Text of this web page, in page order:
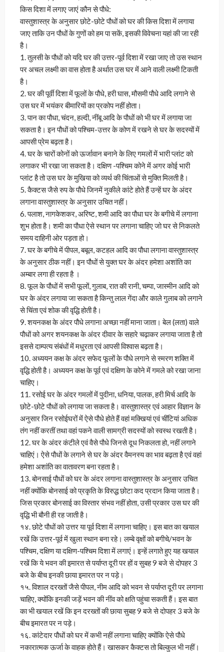
किस दिशा में लगाए जाएं कौन से पौधे:
वास्तुशास्त्र के अनुसार छोटे-छोटे पौधों को घर की किस दिशा में लगाया
जाए ताकि उन पौधों के गुणों को हम पा सकें, इसकी विवेचना यहां की जा रही
है।
1. तुलसी के पौधों को यदि घर की उत्तर-पूर्व दिशा में रखा जाए तो उस स्थान
पर अचल लक्ष्मी का वास होता है अर्थात उस घर में आने वाली लक्ष्मी टिकती
है।
2. घर की पूर्वी दिशा में फूलों के पौधे, हरी घास, मौसमी पौधे आदि लगाने से
उस घर में भयंकर बीमारियों का प्रकोप नहीं होता।
3. पान का पौधा, चंदन, हल्दी, नींबू आदि के पौधों को भी घर में लगाया जा
सकता है। इन पौधों को पश्चिम-उत्तर के कोण में रखने से घर के सदस्यों में
आपसी प्रेम बढ़ता है।
4. घर के चारों कोनों को ऊर्जावान बनाने के लिए गमलों में भारी प्लांट को
लगाकर भी रखा जा सकता है। दक्षिण -पश्चिम कोने में अगर कोई भारी
प्लांट है तो उस घर के मुखिया को व्यर्थ की चिंताओं से मुक्ति मिलती है।
5. कैक्टस जैसे रुप के पौधे जिनमें नुकीले कांटे होते हैं उन्हें घर के अंदर
लगाना वास्तुशास्त्र के अनुसार उचित नहीं।
6. पलाश, नागकेशकर, अरिष्ट, शमी आदि का पौधा घर के बगीचे में लगाना
शुभ होता है। शमी का पौधा ऐसे स्थान पर लगाना चाहिए जो घर से निकलते
समय दाहिनी ओर पड़ता हो।
7. घर के बगीचे में पीपल, बबूल, कटहल आदि का पौधा लगाना वास्तुशास्त्र
के अनुसार ठीक नहीं। इन पौधों से युक्त घर के अंदर हमेशा अशांति का
अम्बार लगा ही रहता है ।
8. फूल के पौधों में सभी फूलों, गुलाब, रात की रानी, चम्पा, जास्मीन आदि को
घर के अंदर लगाया जा सकता है किन्तु लाल गेंदा और काले गुलाब को लगाने
से चिंता एवं शोक की वृद्धि होती है।
9. शयनकक्ष के अंदर पौधे लगाना अच्छा नहीं माना जाता। बेल (लता) वाले
पौधों को अगर शयनकक्ष के अंदर दीवार के सहारे चढ़ाकर लगाया जाता है तो
इससे दाम्पत्य संबंधों में मधुरता एवं आपसी विश्वास बढ़ता है।
10. अध्ययन कक्ष के अंदर सफेद फूलों के पौधे लगाने से स्मरण शक्ति में
वृद्धि होती है। अध्ययन कक्ष के पूर्व एवं दक्षिण के कोने में गमले को रखा जाना
चाहिए।
11. रसोई घर के अंदर गमलों में पुदीना, धनिया, पालक, हरी मिर्च आदि के
छोटे-छोटे पौधों को लगाया जा सकता है। वास्तुशास्त्र एवं आहार विज्ञान के
अनुसार जिन रसोईघरों में ऐसे पौधे होते हैं वहां मक्खियां एवं चींटियां अधिक
तंग नहीं करतीं तथा वहां पकने वाली सामग्री सदस्यों को स्वस्थ रखती है।
12. घर के अंदर कंटीले एवं वैसे पौधे जिनसे दूध निकलता हो, नहीं लगाने
चाहिएं। ऐसे पौधों के लगाने से घर के अंदर वैमनस्य का भाव बढ़ता है एवं वहां
हमेशा अशांति का वातावरण बना रहता है।
13. बोनसाई पौधों को घर के अंदर लगाना वास्तुशास्त्र के अनुसार उचित
नहीं क्योंकि बोनसाई को प्रकृति के विरुद्ध छोटा कद प्रदान किया जाता है।
जिस प्रकार बोनसाई का विस्तार संभव नहीं होता, उसी प्रकार उस घर की
वृद्धि भी बौनी ही रह जाती है।
१४. छोटे पौधों को उत्तर या पूर्व दिशा में लगाना चाहिए। इस बात का खयाल
रखें कि उत्तर-पूर्व में खुला स्थान बना रहे। लम्बे वृक्षों को बगीचे/भवन के
पश्चिम, दक्षिण या दक्षिण-पश्चिम दिशा में लगाएं। इन्हें लगाते हुए यह खयाल
रखें कि ये भवन की इमारत से पर्याप्त दूरी पर हों व सुबह 9 बजे से दोपहर 3
बजे के बीच इनकी छाया इमारत पर न पड़े।
१५. विशाल दरख्तों जैसे पीपल, नीम आदि को भवन से पर्याप्त दूरी पर लगाना
चाहिए, क्योंकि इनकी जड़ें भवन की नींव को क्षति पहुंचा सकती हैं। इस बात
का भी खयाल रखें कि इन दरख्तों की छाया सुबह 9 बजे से दोपहर 3 बजे के
बीच इमारत पर न पड़े।
१६. कांटेदार पौधों को घर में कभी नहीं लगाना चाहिए क्योंकि ऐसे पौधे
नकारात्मक ऊर्जा के वाहक होते हैं। खासकर कैक्टस तो बिल्कुल भी नहीं।